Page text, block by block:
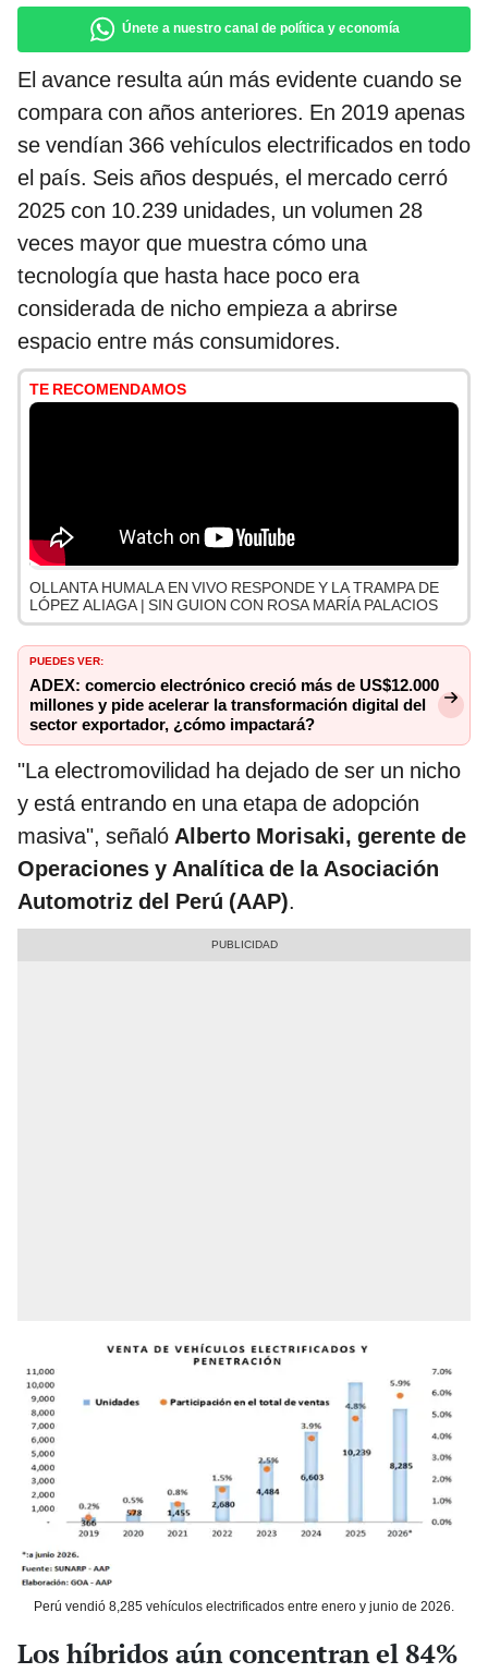
Únete a nuestro canal de política y economía
El avance resulta aún más evidente cuando se
compara con años anteriores. En 2019 apenas
se vendían 366 vehículos electrificados en todo
el país. Seis años después, el mercado cerró
2025 con 10.239 unidades, un volumen 28
veces mayor que muestra cómo una
tecnología que hasta hace poco era
considerada de nicho empieza a abrirse
espacio entre más consumidores.
TE RECOMENDAMOS
OLLANTA HUMALA EN VIVO RESPONDE Y LA TRAMPA DE
LÓPEZ ALIAGA | SIN GUION CON ROSA MARÍA PALACIOS
PUEDES VER:
ADEX: comercio electrónico creció más de US$12.000
millones y pide acelerar la transformación digital del
sector exportador, ¿cómo impactará?
"La electromovilidad ha dejado de ser un nicho
y está entrando en una etapa de adopción
masiva", señaló Alberto Morisaki, gerente de
Operaciones y Analítica de la Asociación
Automotriz del Perú (AAP).
Perú vendió 8,285 vehículos electrificados entre enero y junio de 2026.
Los híbridos aún concentran el 84%